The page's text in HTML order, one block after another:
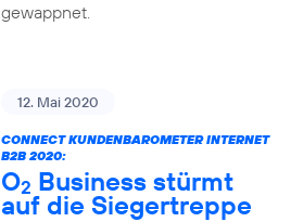
gewappnet.
12. Mai 2020
CONNECT KUNDENBAROMETER INTERNET
B2B 2020:
O2 Business stürmt
auf die Siegertreppe